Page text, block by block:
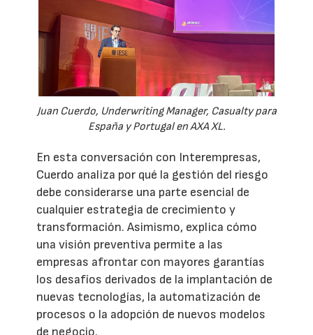
Juan Cuerdo, Underwriting Manager, Casualty para
España y Portugal en AXA XL.
En esta conversación con Interempresas,
Cuerdo analiza por qué la gestión del riesgo
debe considerarse una parte esencial de
cualquier estrategia de crecimiento y
transformación. Asimismo, explica cómo
una visión preventiva permite a las
empresas afrontar con mayores garantías
los desafíos derivados de la implantación de
nuevas tecnologías, la automatización de
procesos o la adopción de nuevos modelos